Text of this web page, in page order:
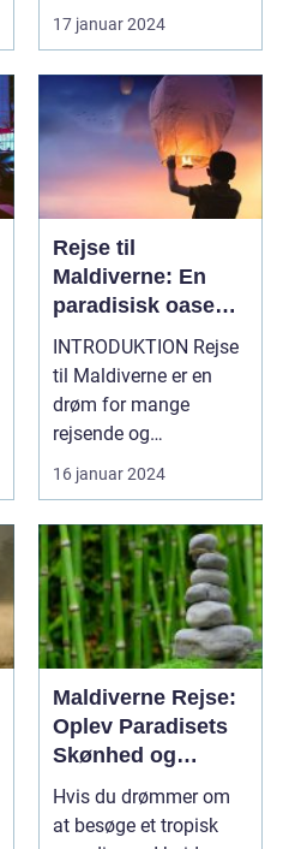
unik og berigende
opleve...
17 januar 2024
Rejse til
Maldiverne: En
paradisisk oase
for rejsende
eventyrlystne
INTRODUKTION Rejse
til Maldiverne er en
drøm for mange
rejsende og
eventyrlystne sjæle.
Dette unikk...
16 januar 2024
Maldiverne Rejse:
Oplev Paradisets
Skønhed og
Historie
Hvis du drømmer om
at besøge et tropisk